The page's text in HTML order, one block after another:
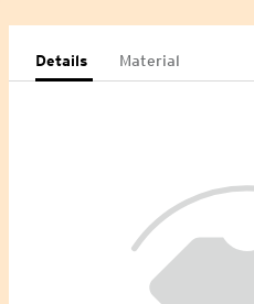
Details Material